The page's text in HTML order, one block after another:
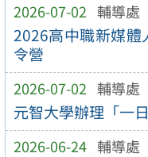
2026-07-02 輔導處
2026高中職新媒體
令營
2026-07-02 輔導處
元智大學辦理「一
2026-06-24 輔導處